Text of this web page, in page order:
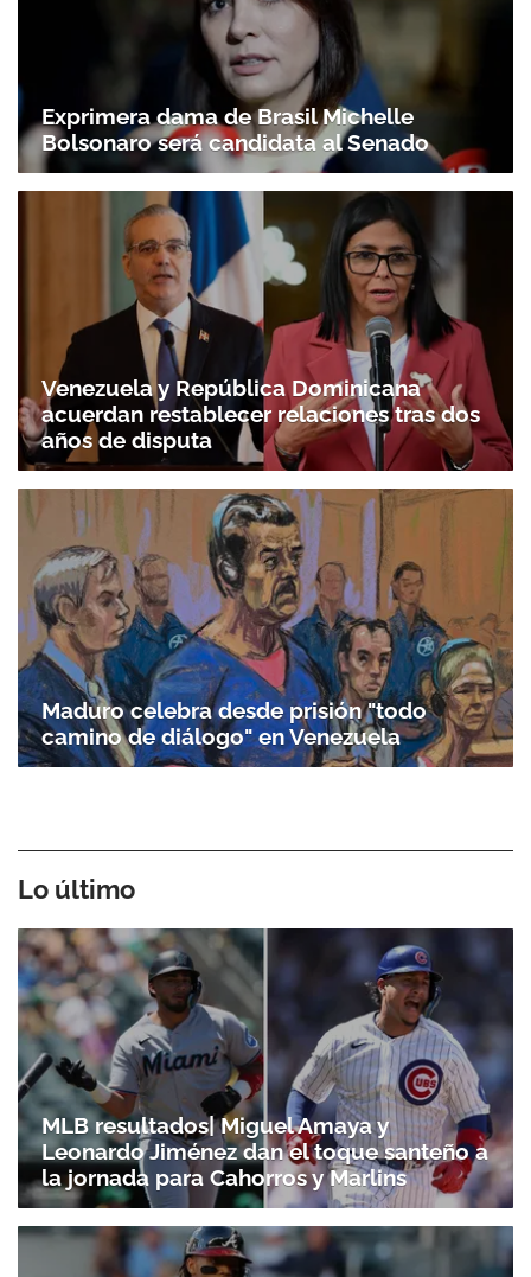
Exprimera dama de Brasil Michelle
Bolsonaro será candidata al Senado
Venezuela y República Dominicana
acuerdan restablecer relaciones tras dos
años de disputa
Maduro celebra desde prisión "todo
camino de diálogo" en Venezuela
Lo último
MLB resultados| Miguel Amaya y
Leonardo Jiménez dan el toque santeño a
la jornada para Cahorros y Marlins